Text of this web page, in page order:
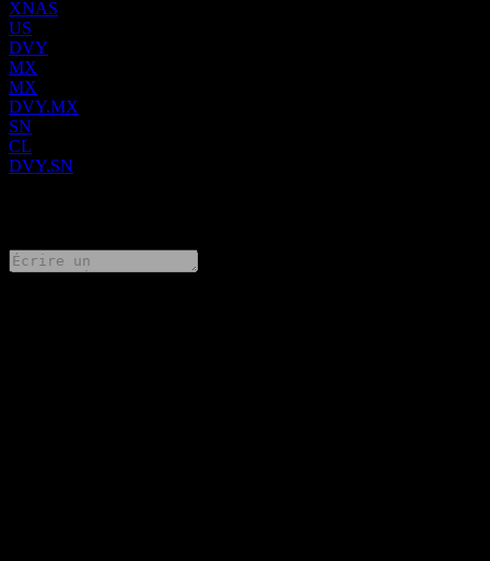
XNAS
US
DVY
MX
MX
DVY.MX
SN
CL
DVY.SN